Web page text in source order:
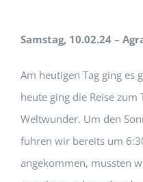
Samstag, 10.02.24 –
Am heutigen Tag ging es
heute ging die Reise zum
Weltwunder. Um den
fuhren wir bereits um
angekommen, mussten